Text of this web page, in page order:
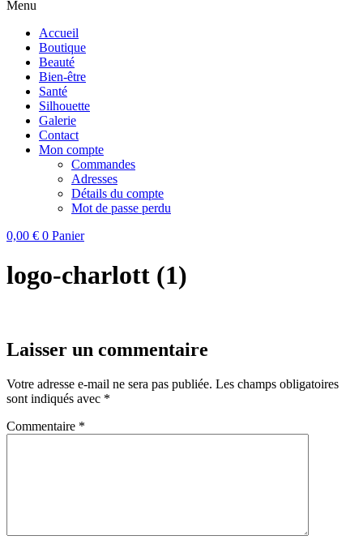
Menu
Accueil
Boutique
Beauté
Bien-être
Santé
Silhouette
Galerie
Contact
Mon compte
Commandes
Adresses
Détails du compte
Mot de passe perdu
0,00 € 0 Panier
logo-charlott (1)
Laisser un commentaire
Votre adresse e-mail ne sera pas publiée. Les champs obligatoires
sont indiqués avec *
Commentaire *